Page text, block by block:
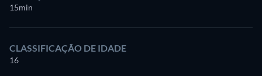
15min
CLASSIFICAÇÃO DE IDADE
16